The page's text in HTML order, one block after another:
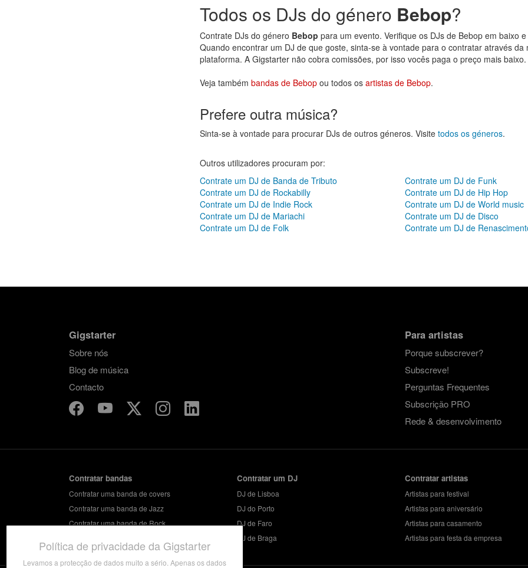
Todos os DJs do género Bebop?
Contrate DJs do género Bebop para um evento. Verifique os DJs de Bebop em baixo
Quando encontrar um DJ de que goste, sinta-se à vontade para o contratar através da
plataforma. A Gigstarter não cobra comissões, por isso vocês paga o preço mais baixo.
Veja também bandas de Bebop ou todos os artistas de Bebop.
Prefere outra música?
Sinta-se à vontade para procurar DJs de outros géneros. Visite todos os géneros.
Outros utilizadores procuram por:
Contrate um DJ de Banda de Tributo
Contrate um DJ de Rockabilly
Contrate um DJ de Indie Rock
Contrate um DJ de Mariachi
Contrate um DJ de Folk
Contrate um DJ de Funk
Contrate um DJ de Hip Hop
Contrate um DJ de World music
Contrate um DJ de Disco
Contrate um DJ de
Para artistas
Porque subscrever?
Subscreve!
Perguntas Frequentes
Subscrição PRO
Rede & desenvolvimento
Gigstarter
Sobre nós
Blog de música
Contacto
Contratar bandas
Contratar uma banda de covers
Contratar uma banda de Jazz
Contratar uma banda de Rock
Contratar um DJ
DJ de Lisboa
DJ do Porto
DJ de Faro
DJ de Braga
Contratar artistas
Artistas para festival
Artistas para aniversário
Artistas para casamento
Artistas para festa da empresa
Política de privacidade da Gigstarter
Levamos a protecção de dados muito a sério. Apenas os dados